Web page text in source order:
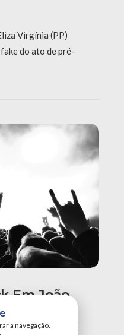
Virgínia (PP)
do ato de pré-
Em João
Dos
Do
a navegação.